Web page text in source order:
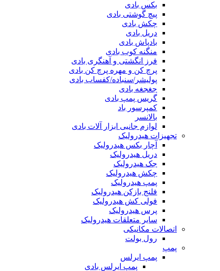
بکس بادی
پیچ گوشتی بادی
چکش بادی
دریل بادی
بادپاش بادی
منگنه کوب بادی
فرز انگشتی و آهنگری بادی
پرچ کن و مهره پرچ کن بادی
پولیشر/سنباده/کفساب بادی
جغجغه بادی
گریس پمپ بادی
کمپرسور باد
بالانسر
لوازم جانبی ابزار آلات بادی
تجهیزات هیدرولیک
آچار بکس هیدرولیک
دریل هیدرولیک
جک هیدرولیک
چکش هیدرولیک
پمپ هیدرولیک
فلنج بازکن هیدرولیک
فولی کش هیدرولیک
پرس هیدرولیک
سایر متعلقات هیدرولیک
اتصالات مکانیکی
رول بولت
پمپ
پمپ ایرلس
پمپ ایرلس بادی